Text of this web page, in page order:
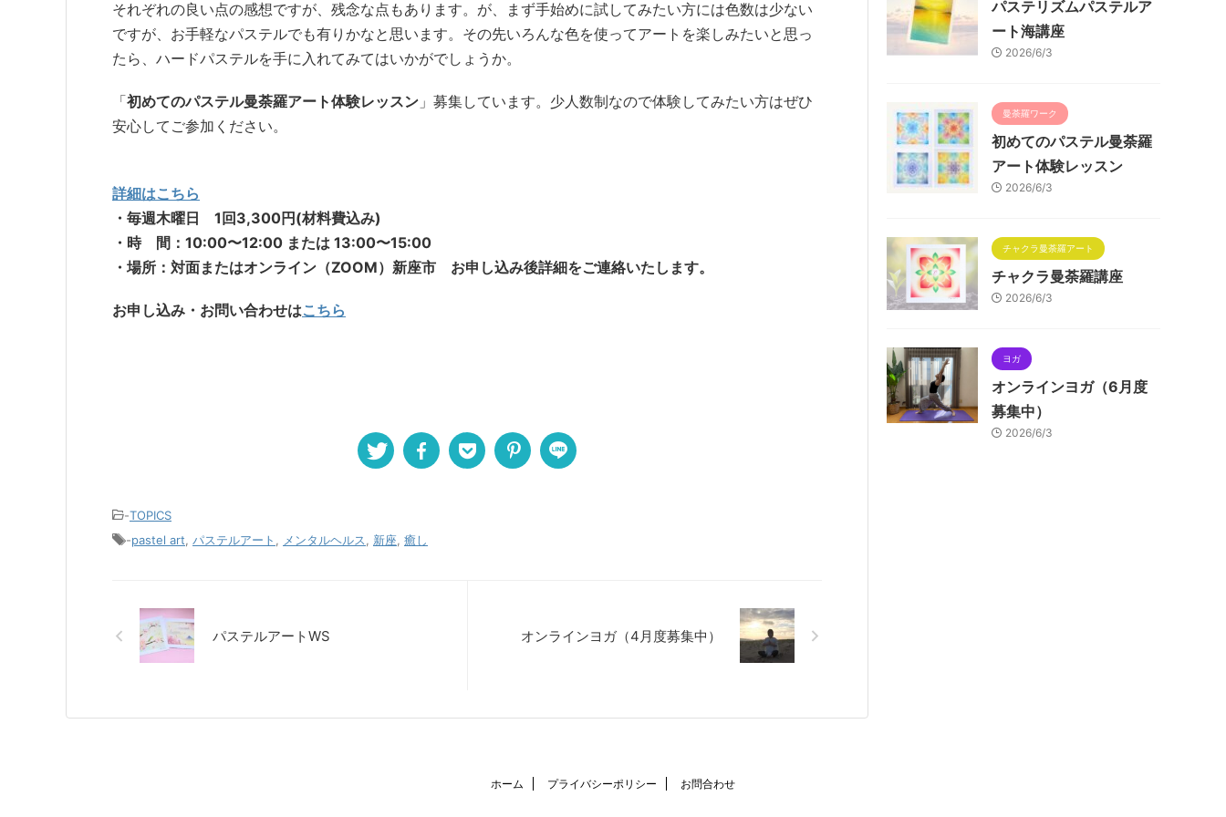
それぞれの良い点の感想ですが、残念な点もあります。が、まず手始めに試してみたい方には色数は少ない
ですが、お手軽なパステルでも有りかなと思います。その先いろんな色を使ってアートを楽しみたいと思っ
たら、ハードパステルを手に入れてみてはいかがでしょうか。
「初めてのパステル曼荼羅アート体験レッスン 」募集しています。少人数制なので体験してみたい方はぜひ
安心してご参加ください。
詳細はこちら
・毎週木曜日 1回3,300円(材料費込み)
・時 間：10:00〜12:00 または 13:00〜15:00
・場所：対面またはオンライン（ZOOM）新座市 お申し込み後詳細をご連絡いたします。
お申し込み・お問い合わせはこちら
-TOPICS
-pastel art, パステルアート , メンタルヘルス, 新座, 癒し
パステルアートWS オンラインヨガ（4月度募集中）
パステリズムパステルア
ート海講座
2026/6/3
曼荼羅ワーク
初めてのパステル曼荼羅
アート体験レッスン
2026/6/3
チャクラ曼荼羅アート
チャクラ曼荼羅講座
2026/6/3
ヨガ
オンラインヨガ（6月度
募集中）
2026/6/3
ホーム プライバシーポリシー お問合わせ